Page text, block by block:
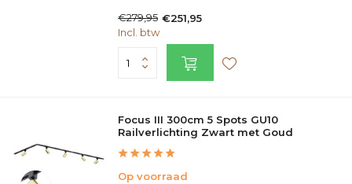
€279,95 €251,95
Incl. btw
Focus III 300cm 5 Spots GU10
Railverlichting Zwart met Goud
Op voorraad